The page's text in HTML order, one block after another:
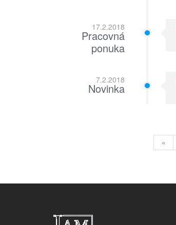
17.2.2018
Pracovná
ponuka
7.2.2018
Novinka
«